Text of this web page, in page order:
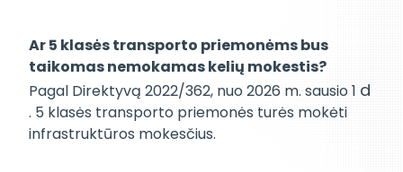
Ar 5 klasės transporto priemonėms bus
taikomas nemokamas kelių mokestis?
Pagal Direktyvą 2022/362, nuo 2026 m. sausio 1 d
. 5 klasės transporto priemonės turės mokėti
infrastruktūros mokesčius.